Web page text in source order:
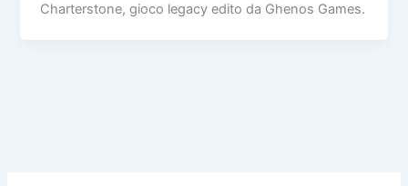
Charterstone, gioco legacy edito da Ghenos Games.